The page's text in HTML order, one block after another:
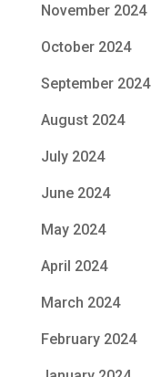
November 2024
October 2024
September 2024
August 2024
July 2024
June 2024
May 2024
April 2024
March 2024
February 2024